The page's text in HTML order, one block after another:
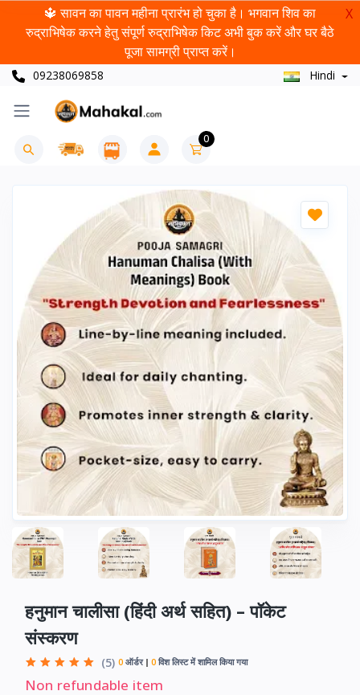
🔱 सावन का पावन महीना प्रारंभ हो चुका है। भगवान शिव का
रुद्राभिषेक करने हेतु संपूर्ण रुद्राभिषेक किट अभी बुक करें और घर बैठे
पूजा सामग्री प्राप्त करें।
X
09238069858 Hindi
0
हनुमान चालीसा (हिंदी अर्थ सहित) – पॉकेट
संस्करण
(5) 0 ऑर्डर 0 विश लिस्ट में शामिल किया गया
Non refundable item